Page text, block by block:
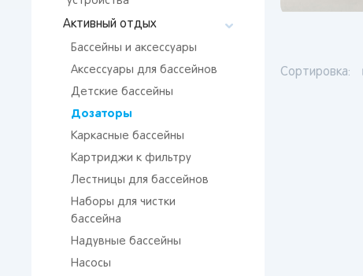
Активный отдых
Бассейны и аксессуары
Аксессуары для бассейнов
Детские бассейны
Дозаторы
Каркасные бассейны
Картриджи к фильтру
Лестницы для бассейнов
Наборы для чистки
бассейна
Надувные бассейны
Насосы
Сортировка: